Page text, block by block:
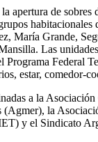
apertura de sobres
habitacionales
María Grande,
Las
Programa Federal
estar, comedor-
a la
(Agmer), la
y el Sindicato